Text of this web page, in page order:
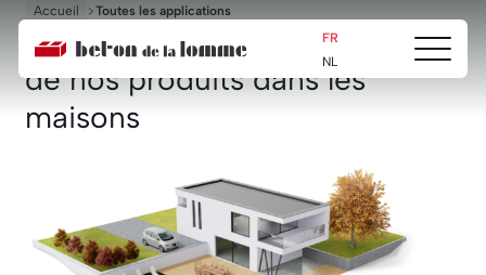
Beton
de
Lomme
FR
NL
Ouvrir/
Accueil Toutes les applications
Les domaines d’applications
de nos produits dans les
maisons